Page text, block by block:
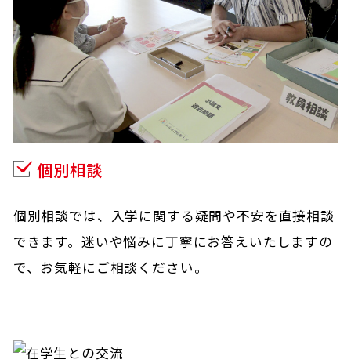
個別相談
個別相談では、入学に関する疑問や不安を直接相談
できます。迷いや悩みに丁寧にお答えいたしますの
で、お気軽にご相談ください。